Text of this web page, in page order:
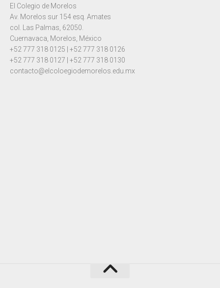
El Colegio de Morelos
Av. Morelos sur 154 esq. Amates
col. Las Palmas, 62050.
Cuernavaca, Morelos, México
+52 777 318 0125 | +52 777 318 0126
+52 777 318 0127 | +52 777 318 0130
contacto@elcoloegiodemorelos.edu.mx